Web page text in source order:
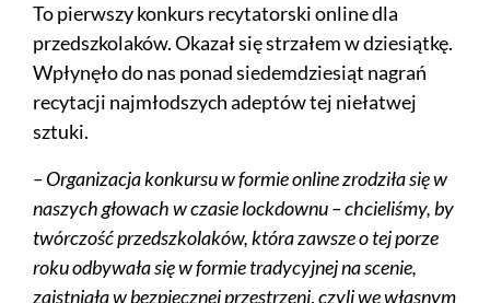
To pierwszy konkurs recytatorski online dla
przedszkolaków. Okazał się strzałem w dziesiątkę.
Wpłynęło do nas ponad siedemdziesiąt nagrań
recytacji najmłodszych adeptów tej niełatwej
sztuki.
– Organizacja konkursu w formie online zrodziła się w
naszych głowach w czasie lockdownu – chcieliśmy, by
twórczość przedszkolaków, która zawsze o tej porze
roku odbywała się w formie tradycyjnej na scenie,
zaistniała w bezpiecznej przestrzeni,czyli we własnym